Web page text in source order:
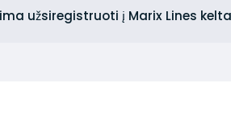
užsiregistruoti į Marix Lines